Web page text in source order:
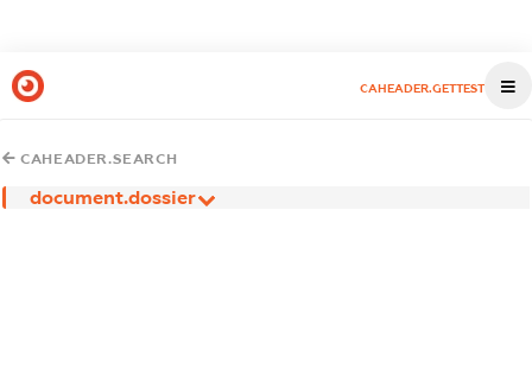
CAHEADER.GETTEST
CAHEADER.SEARCH
document.dossier